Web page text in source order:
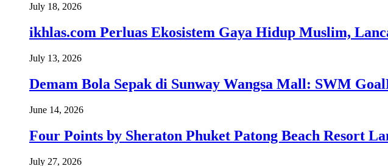
July 18, 2026
ikhlas.com Perluas Ekosistem Gaya Hidup Muslim,
July 13, 2026
Demam Bola Sepak di Sunway Wangsa Mall: SWM
June 14, 2026
Four Points by Sheraton Phuket Patong Beach Resort
July 27, 2026